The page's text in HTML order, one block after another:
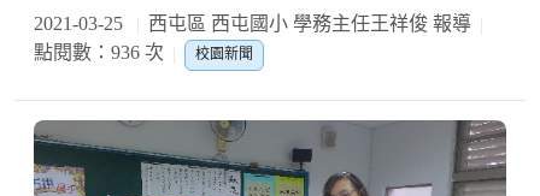
2021-03-25
西屯區 西屯國小 學務主任王祥俊 報導
點閱數：936 次
校園新聞